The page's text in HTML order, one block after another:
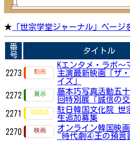
★ 「世宗学堂ジャーナル」ページ
番
号
タイトル
2273
Kエンタメ・ラボ～
主演最新映画「ザ
イズ」
2272
藤本巧写真活動五
回特別展「誠信の交
2271
駐日韓国文化院 世
生追加募集
2270
オンライン韓国映
~時代劇④王の預言